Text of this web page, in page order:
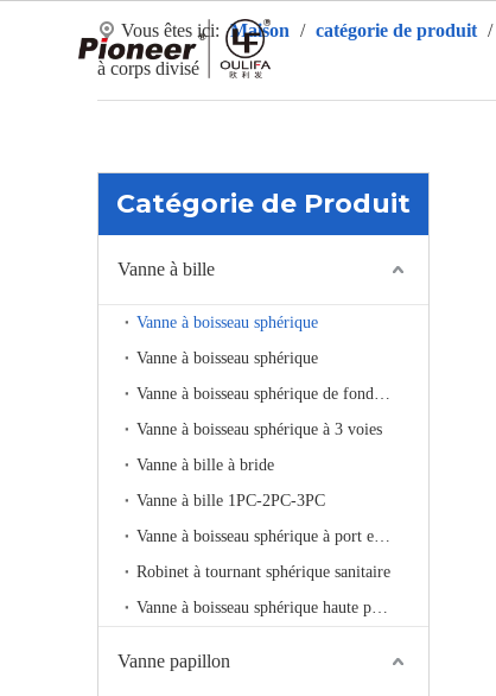
Vous êtes ici: Maison / catégorie de produit /
à corps divisé
Catégorie de Produit
Vanne à bille
Vanne à boisseau sphérique
Vanne à boisseau sphérique
Vanne à boisseau sphérique de fond de réservoir
Vanne à boisseau sphérique à 3 voies
Vanne à bille à bride
Vanne à bille 1PC-2PC-3PC
Vanne à boisseau sphérique à port en V
Robinet à tournant sphérique sanitaire
Vanne à boisseau sphérique haute pression
Vanne papillon